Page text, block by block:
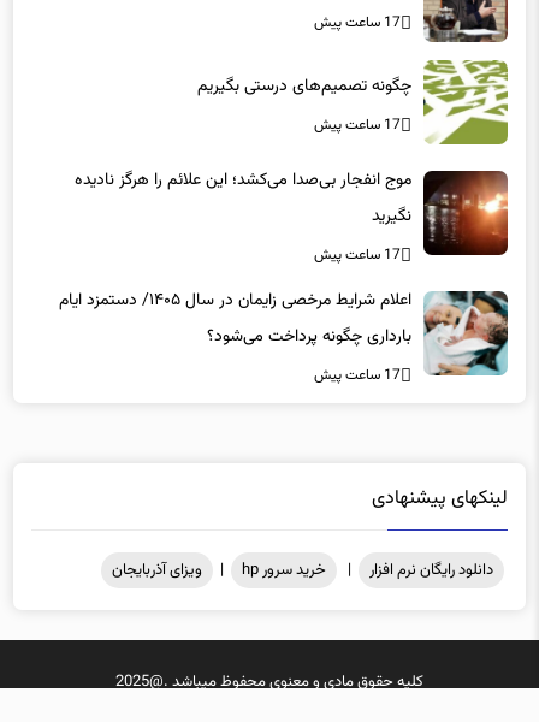
17 ساعت پیش
چگونه تصمیم‌های درستی بگیریم
17 ساعت پیش
موج انفجار بی‌صدا می‌کشد؛ این علائم را هرگز نادیده
نگیرید
17 ساعت پیش
اعلام شرایط مرخصی زایمان در سال ۱۴۰۵/ دستمزد ایام
بارداری چگونه پرداخت می‌شود؟
17 ساعت پیش
لینکهای پیشنهادی
دانلود رایگان نرم افزار | خرید سرور hp | ویزای آذربایجان
کلیه حقوق مادی و معنوی محفوظ میباشد .@2025